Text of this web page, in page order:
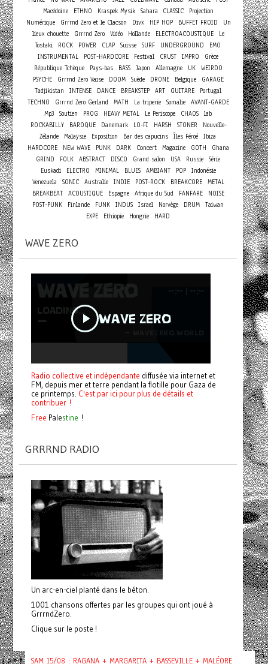
Macédoine
ETHNO Kraspek Mysik Sahara CLASSIC
Projection
Numérique
Grrrnd Zero et le Clacson Divx HIP HOP BUFFET FROID
Un
lieux chouette
Grrrnd Zero Vidéo Hollande ELECTROACOUSTIQUE
Le
Tostaki
ROCK POWER CLAP Suisse SURF UNDERGROUND
EMO
INSTRUMENTAL
POST-HARDCORE Festival CRUST IMPRO
Grèce
République Tchèque
Pays-bas BASS Japon Allemagne UK
WEIRDO
PSYCHE
Grrrnd Zero Vaise DOOM Suède DRONE Belgique
GARAGE
Tadjikistan
INTENSE DANCE BREAKSTEP ART GUITARE
Portugal
TECHNO
Grrrnd Zero Gerland MATH La triperie Somalie
AVANT-GARDE
Mp3 Soutien PROG HEAVY METAL Le Periscope CHAOS lab
ROCKABILLY
BAROQUE Danemark LO-FI HARSH STONER
Nouvelle-
Zélande
Malaysie Exposition Bar des capucins Îles Féroé
Ibiza
HARDCORE
NEW WAVE PUNK DARK Concert Magazine GOTH
Ghana
GRIND
FOLK ABSTRACT DISCO Grand salon USA Russie Série
Euskadi
ELECTRO MINIMAL BLUES AMBIANT POP
Indonésie
Venezuela
SONIC Australie INDIE POST-ROCK BREAKCORE
METAL
BREAKBEAT
ACOUSTIQUE Espagne Afrique du Sud FANFARE
NOISE
POST-PUNK
Finlande FUNK INDUS Israel Norvège DRUM Taiwan
EXPE
Ethiopie Hongrie HARD
WAVE ZERO
Radio collective et indépendante diffusée via internet et
FM, depuis mer et terre pendant la flotille pour Gaza de
ce printemps. C'est par ici pour plus de détails et
contribuer !
Free Palestine !
GRRRND RADIO
Un arc-en-ciel planté dans le béton.
1001 chansons offertes par les groupes qui ont joué à
GrrrndZero.
Clique sur le poste !
SAM 15/08 : RAGANA + MARGARITA + BASSEVILLE + MALÉORE